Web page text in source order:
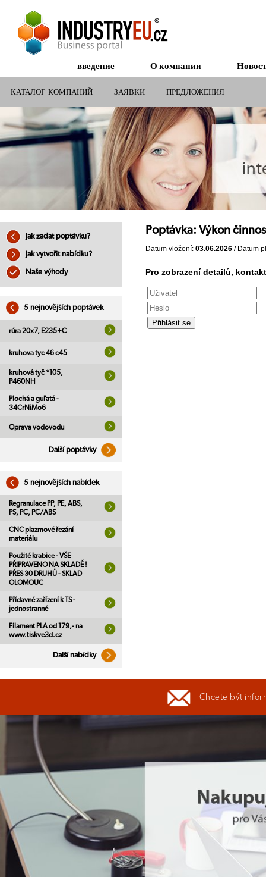
введение О компании
КАТАЛОГ КОМПАНИЙ ЗАЯВКИ ПРЕДЛОЖЕНИЯ
СУБСИДИИ ДЛЯ КОМПАНИЙ
Jak zadat poptávku?
Jak vytvořit nabídku?
Naše výhody
5 nejnovějších poptávek
rúra 20x7, E235+C
kruhova tyc 46 c45
kruhová tyč *105,
P460NH
Plochá a guľatá -
34CrNiMo6
Oprava vodovodu
Další poptávky
5 nejnovějších nabídek
Regranulace PP, PE, ABS,
PS, PC, PC/ABS
CNC plazmové řezání
materiálu
Použité krabice - VŠE
PŘIPRAVENO NA SKLADĚ !
PŘES 30 DRUHŮ - SKLAD
OLOMOUC
Přídavné zařízení k TS -
jednostranné
Filament PLA od 179,- na
www.tiskve3d.cz
Další nabídky
Poptávka: Výkon
Datum vložení: 03.06.2026 / Datum
Pro zobrazení detailů,
Chcete být